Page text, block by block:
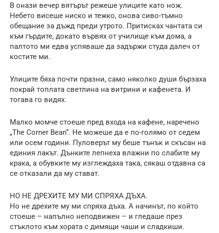
В онази вечер вятърът режеше улиците като нож.
Небето висеше ниско и тежко, онова сиво-тъмно
обещание за дъжд преди утрото. Притисках чантата си
към гърдите, докато вървях от училище към дома, а
палтото ми едва успяваше да задържи студа далеч от
костите ми.
Улиците бяха почти празни, само няколко души бързаха
покрай топлата светлина на витрини и кафенета. И
тогава го видях.
Малко момче стоеше пред входа на кафене, наречено
„The Corner Bean“. Не можеше да е по-голямо от седем
или осем години. Пуловерът му беше тънък и скъсан на
единия лакът. Дънките лепнеха влажни по слабите му
крака, а обувките му изглеждаха така, сякаш отдавна са
се отказали да му стават.
НО НЕ ДРЕХИТЕ МУ МИ СПРЯХА ДЪХА.
Но не дрехите му ми спряха дъха. А начинът, по който
стоеше – напълно неподвижен – и гледаше през
стъклото към хората с димящи чаши и сладкиши.